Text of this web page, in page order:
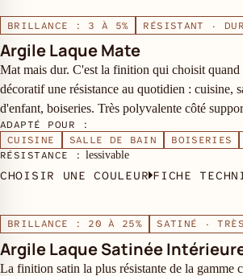
BRILLANCE : 3 À 5% RÉSISTANT ·
Argile Laque Mate
Mat mais dur. C'est la finition qui choisit quand
décoratif une résistance au quotidien : cuisine,
d'enfant, boiseries. Très polyvalente côté
ADAPTÉ POUR :
CUISINE
SALLE DE BAIN BOISERIES
RÉSISTANCE : lessivable
CHOISIR UNE COULEUR FICHE
BRILLANCE : 20 À 25% SATINÉ ·
Argile Laque Satinée
La finition satin la plus résistante de la gamme